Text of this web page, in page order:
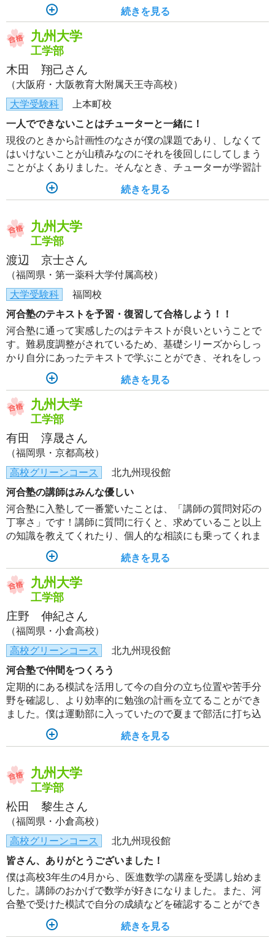
の素晴らしさを実感しました。
続きを見る
九州大学
工学部
木田 翔己さん
（大阪府・大阪教育大附属天王寺高校）
大学受験科
上本町校
一人でできないことはチューターと一緒に！
現役のときから計画性のなさが僕の課題であり、しなくて
はいけないことが山積みなのにそれを後回しにしてしまう
ことがよくありました。そんなとき、チューターが学習計
画を一緒に立ててくださり、毎週こまめに確認していただ
けたので、自分の課題を漏れなくこなすことができ、さら
続きを見る
九州大学
工学部
渡辺 京士さん
（福岡県・第一薬科大学付属高校）
大学受験科
福岡校
河合塾のテキストを予習・復習して合格しよう！！
河合塾に通って実感したのはテキストが良いということで
す。難易度調整がされているため、基礎シリーズからしっ
かり自分にあったテキストで学ぶことができ、それをしっ
かり予習・復習すれば合格は間違いないです。自分でルー
ルを作ってしっかり復習をすることで、成績が伸びると思
います。
続きを見る
九州大学
工学部
有田 淳晟さん
（福岡県・京都高校）
高校グリーンコース
北九州現役館
河合塾の講師はみんな優しい
河合塾に入塾して一番驚いたことは、「講師の質問対応の
丁寧さ」です！講師に質問に行くと、求めていること以上
の知識を教えてくれたり、個人的な相談にも乗ってくれま
す。講師と直接話すことで、モチベーションの維持もでき
ます。おかげで九州大学工学部Ⅲ群に合格することができ
ました！
続きを見る
九州大学
工学部
庄野 伸紀さん
（福岡県・小倉高校）
高校グリーンコース
北九州現役館
河合塾で仲間をつくろう
定期的にある模試を活用して今の自分の立ち位置や苦手分
野を確認し、より効率的に勉強の計画を立てることができ
ました。僕は運動部に入っていたので夏まで部活に打ち込
んでいましたが、一緒に河合塾に行く仲間がいたおかげで
モチベーションを保ちながら自習室を活用して勉強を続け
続きを見る
九州大学
工学部
松田 黎生さん
（福岡県・小倉高校）
高校グリーンコース
北九州現役館
皆さん、ありがとうございました！
僕は高校3年生の4月から、医進数学の講座を受講し始めま
した。講師のおかげで数学が好きになりました。また、河
合塾で受けた模試で自分の成績などを確認することができ
ました。チューターにはお世話になりました。ありがとう
ございました！
続きを見る